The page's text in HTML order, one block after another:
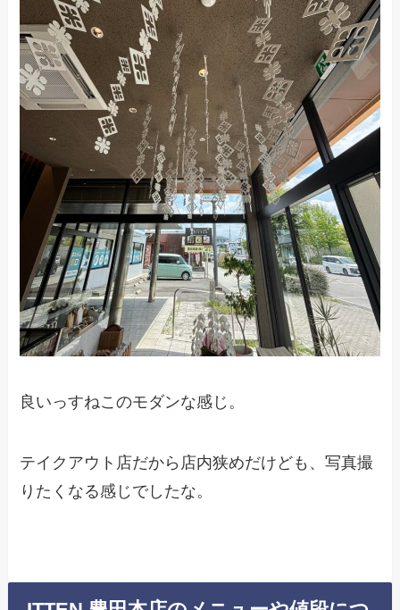
良いっすねこのモダンな感じ。
テイクアウト店だから店内狭めだけども、写真撮
りたくなる感じでしたな。